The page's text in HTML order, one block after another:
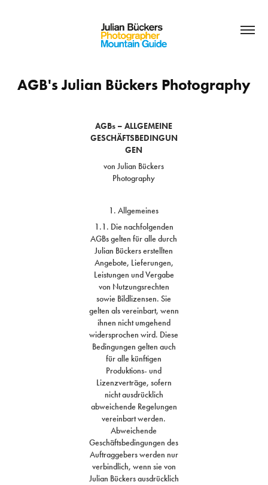
AGB's Julian Bückers Photography
AGBs – ALLGEMEINE
GESCHÄFTSBEDINGUN
GEN
von Julian Bückers
Photography
1. Allgemeines
1.1. Die nachfolgenden
AGBs gelten für alle durch
Julian Bückers erstellten
Angebote, Lieferungen,
Leistungen und Vergabe
von Nutzungsrechten
sowie Bildlizensen. Sie
gelten als vereinbart, wenn
ihnen nicht umgehend
widersprochen wird. Diese
Bedingungen gelten auch
für alle künftigen
Produktions- und
Lizenzverträge, sofern
nicht ausdrücklich
abweichende Regelungen
vereinbart werden.
Abweichende
Geschäftsbedingungen des
Auftraggebers werden nur
verbindlich, wenn sie von
Julian Bückers ausdrücklich